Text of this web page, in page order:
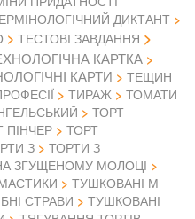
ДИКТАНТ
ТЕСТОВІ ЗАВДАННЯ
КАРТКА
КАРТИ
ТЕЩИН
ТИРАЖ ТОМАТИ
ТОРТ
ПІНЧЕР
ТОРТ
З
ТОРТИ З
ЗГУЩЕНОМУ МОЛОЦІ
ТУШКОВАНІ М
СТРАВИ
ТУШКОВАНІ